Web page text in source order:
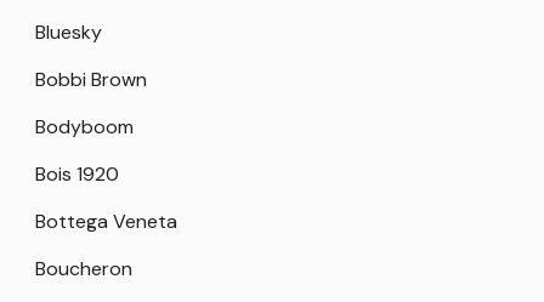
Bluesky
Bobbi Brown
Bodyboom
Bois 1920
Bottega Veneta
Boucheron